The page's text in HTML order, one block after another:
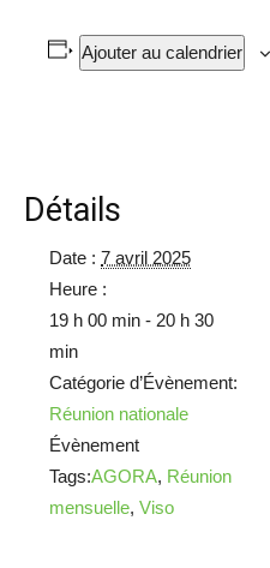
Ajouter au calendrier
Détails
Date : 7 avril 2025
Heure :
19 h 00 min - 20 h 30
min
Catégorie d’Évènement:
Réunion nationale
Évènement
Tags:AGORA, Réunion
mensuelle, Viso